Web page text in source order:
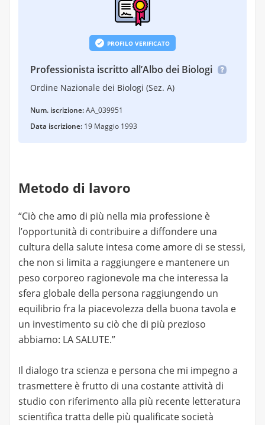
PROFILO VERIFICATO
Professionista iscritto all’Albo dei Biologi
Ordine Nazionale dei Biologi (Sez. A)
Num. iscrizione:AA_039951
Data iscrizione: 19 Maggio 1993
Metodo di lavoro
“Ciò che amo di più nella mia professione è
l’opportunità di contribuire a diffondere una
cultura della salute intesa come amore di se stessi,
che non si limita a raggiungere e mantenere un
peso corporeo ragionevole ma che interessa la
sfera globale della persona raggiungendo un
equilibrio fra la piacevolezza della buona tavola e
un investimento su ciò che di più prezioso
abbiamo: LA SALUTE.”
Il dialogo tra scienza e persona che mi impegno a
trasmettere è frutto di una costante attività di
studio con riferimento alla più recente letteratura
scientifica tratta delle più qualificate società